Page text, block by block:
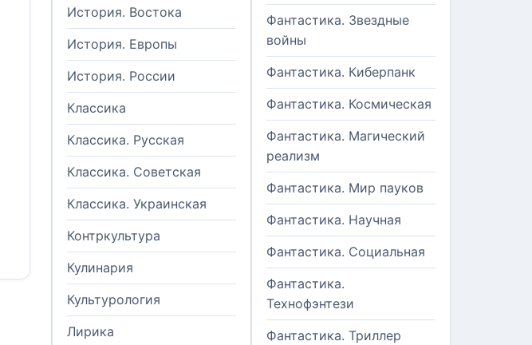
История. Востока
История. Европы
История. России
Классика
Классика. Русская
Классика. Советская
Классика. Украинская
Контркультура
Кулинария
Культурология
Лирика
Фантастика. Звездные
войны
Фантастика. Киберпанк
Фантастика. Космическая
Фантастика. Магический
реализм
Фантастика. Мир пауков
Фантастика. Научная
Фантастика. Социальная
Фантастика.
Технофэнтези
Фантастика. Триллер